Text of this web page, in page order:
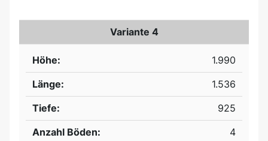
Variante 4
Höhe:
1.990
Länge:
1.536
Tiefe:
925
Anzahl Böden:
4